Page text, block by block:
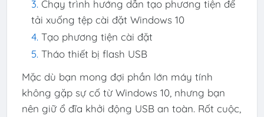
Chạy trình hướng dẫn tạo phương tiện để
tải xuống tệp cài đặt Windows 10
Tạo phương tiện cài đặt
Tháo thiết bị flash USB
Mặc dù bạn mong đợi phần lớn máy tính
không gặp sự cố từ Windows 10, nhưng bạn
nên giữ ổ đĩa khởi động USB an toàn. Rốt cuộc,